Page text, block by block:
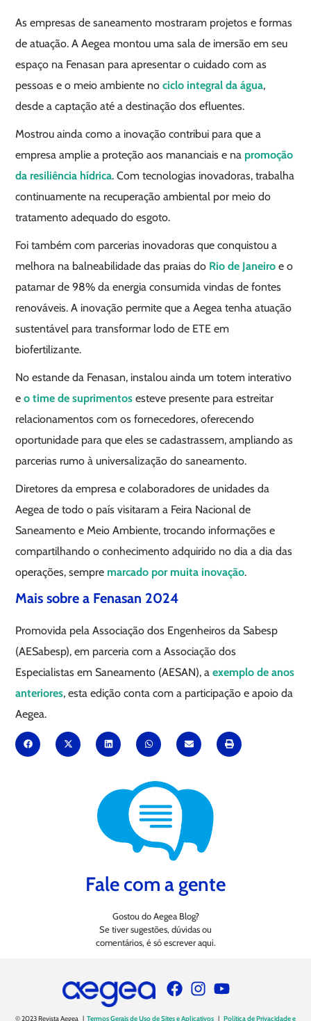
As empresas de saneamento mostraram projetos e formas
de atuação. A Aegea montou uma sala de imersão em seu
espaço na Fenasan para apresentar o cuidado com as
pessoas e o meio ambiente nociclo integral da água,
desde a captação até a destinação dos efluentes.
Mostrou ainda como a inovação contribui para que a
empresa amplie a proteção aos mananciais e na promoção
da resiliência hídrica. Com tecnologias inovadoras, trabalha
continuamente na recuperação ambiental por meio do
tratamento adequado do esgoto.
Foi também com parcerias inovadoras que conquistou a
melhora na balneabilidade das praias do Rio de Janeiro e o
patamar de 98% da energia consumida vindas de fontes
renováveis. A inovação permite que a Aegea tenha atuação
sustentável para transformar lodo de ETE em
biofertilizante.
No estande da Fenasan, instalou ainda um totem interativo
eo time de suprimentos esteve presente para estreitar
relacionamentos com os fornecedores, oferecendo
oportunidade para que eles se cadastrassem, ampliando as
parcerias rumo à universalização do saneamento.
Diretores da empresa e colaboradores de unidades da
Aegea de todo o país visitaram a Feira Nacional de
Saneamento e Meio Ambiente, trocando informações e
compartilhando o conhecimento adquirido no dia a dia das
operações, sempre marcado por muita inovação.
Mais sobre a Fenasan 2024
Promovida pela Associação dos Engenheiros da Sabesp
(AESabesp), em parceria com a Associação dos
Especialistas em Saneamento (AESAN), a exemplo de anos
anteriores, esta edição conta com a participação e apoio da
Aegea.
Fale com a gente
Gostou do Aegea Blog?
Se tiver sugestões, dúvidas ou
comentários, é só escrever aqui.
© 2023 Revista Aegea | Termos Gerais de Uso de Sites e Aplicativos | Política de Privacidade e